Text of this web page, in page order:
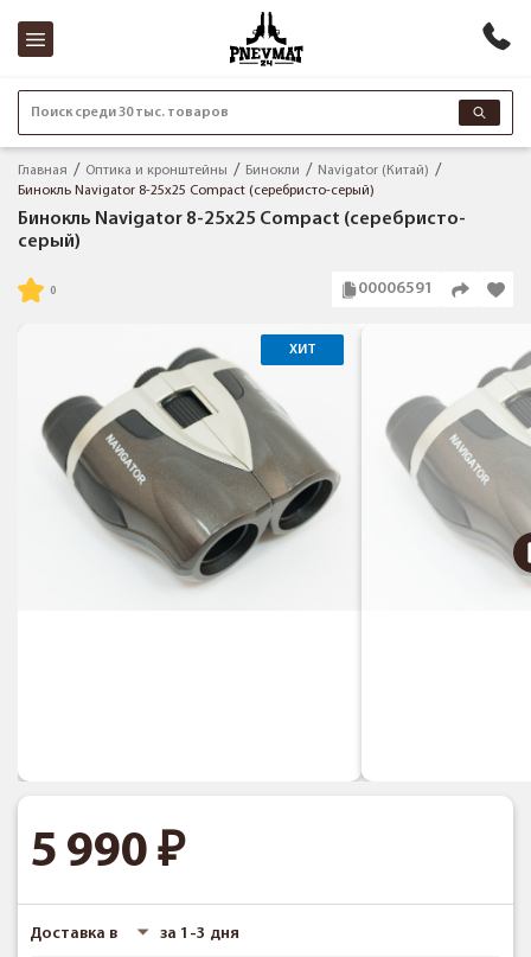
Поиск среди 30 тыс. товаров
Главная Оптика и кронштейны Бинокли
Navigator (Китай)
Бинокль Navigator 8-25x25 Compact (серебристо-серый)
Бинокль Navigator 8-25x25 Compact (серебристо-
серый)
00006591
ХИТ
5 990
Доставка в за 1-3 дня